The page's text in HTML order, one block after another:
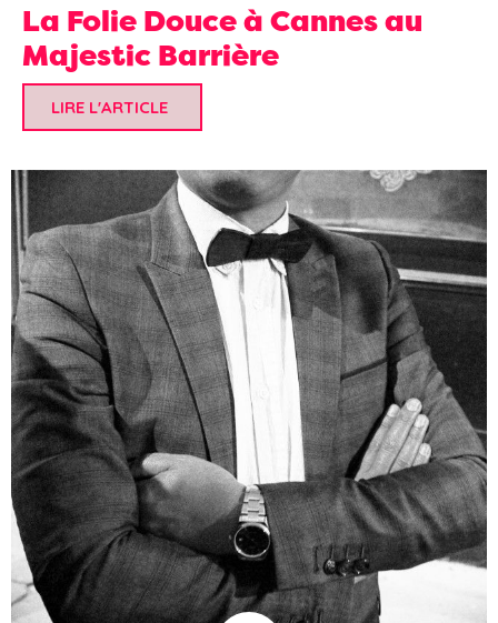
La Folie Douce à Cannes au
Majestic Barrière
LIRE L'ARTICLE